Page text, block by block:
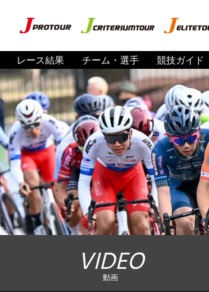
レース結果 チーム・選手 競技ガイド
VIDEO
動画